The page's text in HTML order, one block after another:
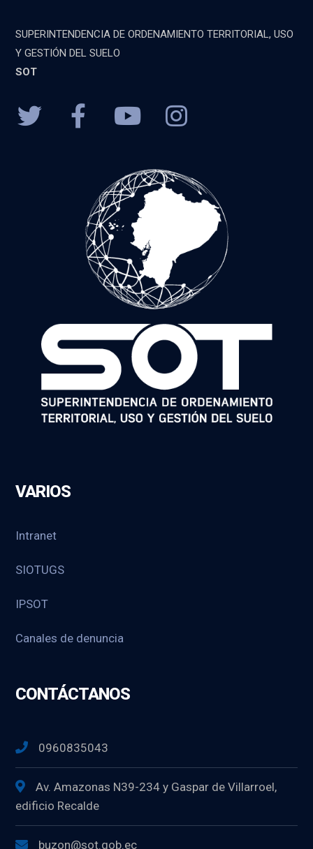
SUPERINTENDENCIA DE ORDENAMIENTO TERRITORIAL, USO
Y GESTIÓN DEL SUELO
SOT
VARIOS
Intranet
SIOTUGS
IPSOT
Canales de denuncia
CONTÁCTANOS
0960835043
Av. Amazonas N39-234 y Gaspar de Villarroel,
edificio Recalde
buzon@sot.gob.ec